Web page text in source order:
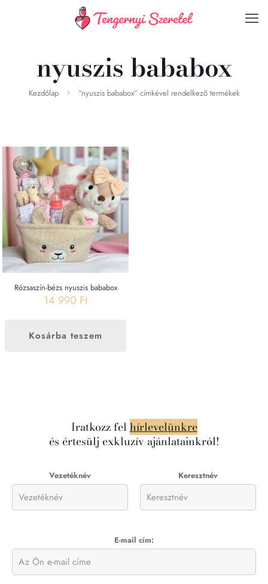
nyuszis bababox
Kezdőlap “nyuszis bababox” címkével rendelkező termékek
Rózsaszín-bézs nyuszis bababox
14 990 Ft
Kosárba teszem
Iratkozz felhírlevelünkre
és értesülj exkluzív ajánlatainkról!
Vezetéknév Keresztnév
E-mail cím: